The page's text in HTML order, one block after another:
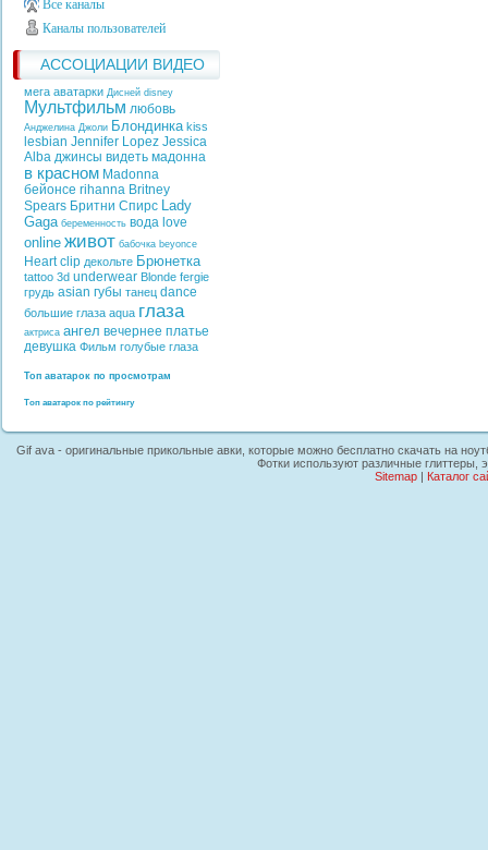
Все каналы
Каналы пользователей
АССОЦИАЦИИ ВИДЕО
мега аватарки Дисней disney
Мультфильм любовь
Анджелина Джоли Блондинка kiss
lesbian Jennifer Lopez Jessica
Alba джинсы видеть мадонна
в красном Madonna
бейонсе rihanna Britney
Spears Бритни Спирс Lady
Gaga беременность вода love
online живот бабочка beyonce
Heart clip декольте Брюнетка
tattoo 3d underwear Blonde fergie
грудь asian губы танец dance
большие глаза aqua глаза
актриса ангел вечернее платье
девушка Фильм голубые глаза
Топ аватарок по просмотрам
Топ аватарок по рейтингу
Gif ava - оригинальные прикольные авки, которые можно бесплатно скачать на
Фотки используют различные
Sitemap| Каталог